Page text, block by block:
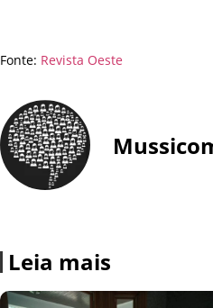
Fonte: Revista Oeste
Leia mais